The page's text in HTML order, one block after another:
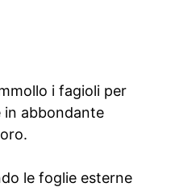
i fagioli per
in abbondante
le foglie esterne